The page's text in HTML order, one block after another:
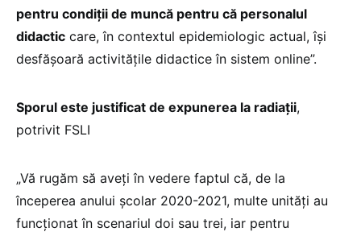
pentru condiții de muncă pentru că personalul
didactic care, în contextul epidemiologic actual, își
desfășoară activitățile didactice în sistem online”.
Sporul este justificat de expunerea la radiații,
potrivit FSLI
„Vă rugăm să aveți în vedere faptul că, de la
începerea anului școlar 2020-2021, multe unități au
funcționat în scenariul doi sau trei, iar pentru